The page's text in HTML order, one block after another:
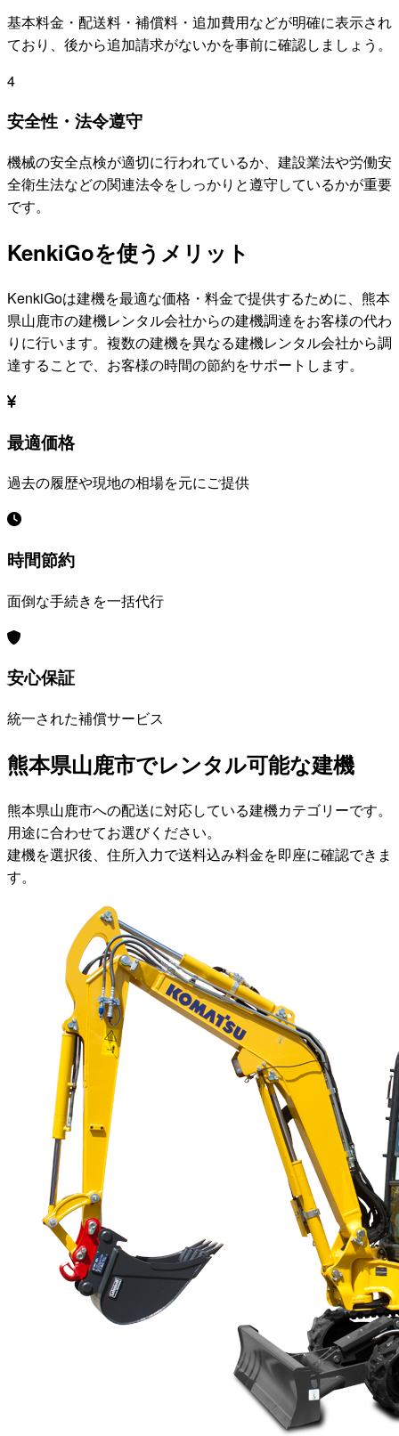
基本料金・配送料・補償料・追加費用などが明確に表示され
ており、後から追加請求がないかを事前に確認しましょう。
4
安全性・法令遵守
機械の安全点検が適切に行われているか、建設業法や労働安
全衛生法などの関連法令をしっかりと遵守しているかが重要
です。
KenkiGoを使うメリット
KenkiGoは建機を最適な価格・料金で提供するために、 熊本
県山鹿市の建機レンタル会社からの建機調達をお客様の代わ
りに行います。複数の建機を異なる建機レンタル会社から調
達することで、お客様の時間の節約をサポートします。
最適価格
過去の履歴や現地の相場を元にご提供
時間節約
面倒な手続きを一括代行
安心保証
統一された補償サービス
熊本県山鹿市でレンタル可能な建機
熊本県山鹿市への配送に対応している建機カテゴリーです。
用途に合わせてお選びください。
建機を選択後、住所入力で送料込み料金を即座に確認できま
す。